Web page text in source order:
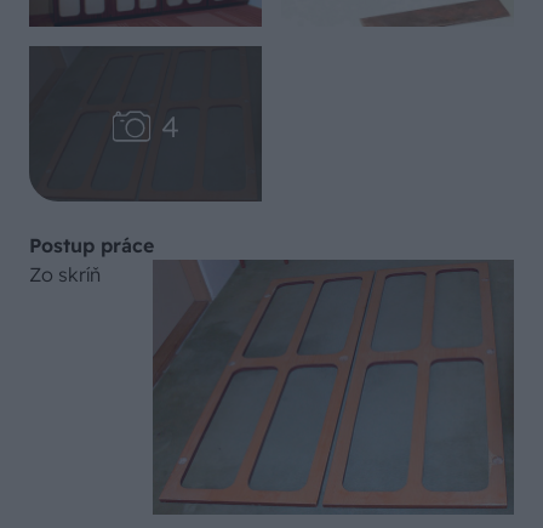
Postup práce
Zo skríň